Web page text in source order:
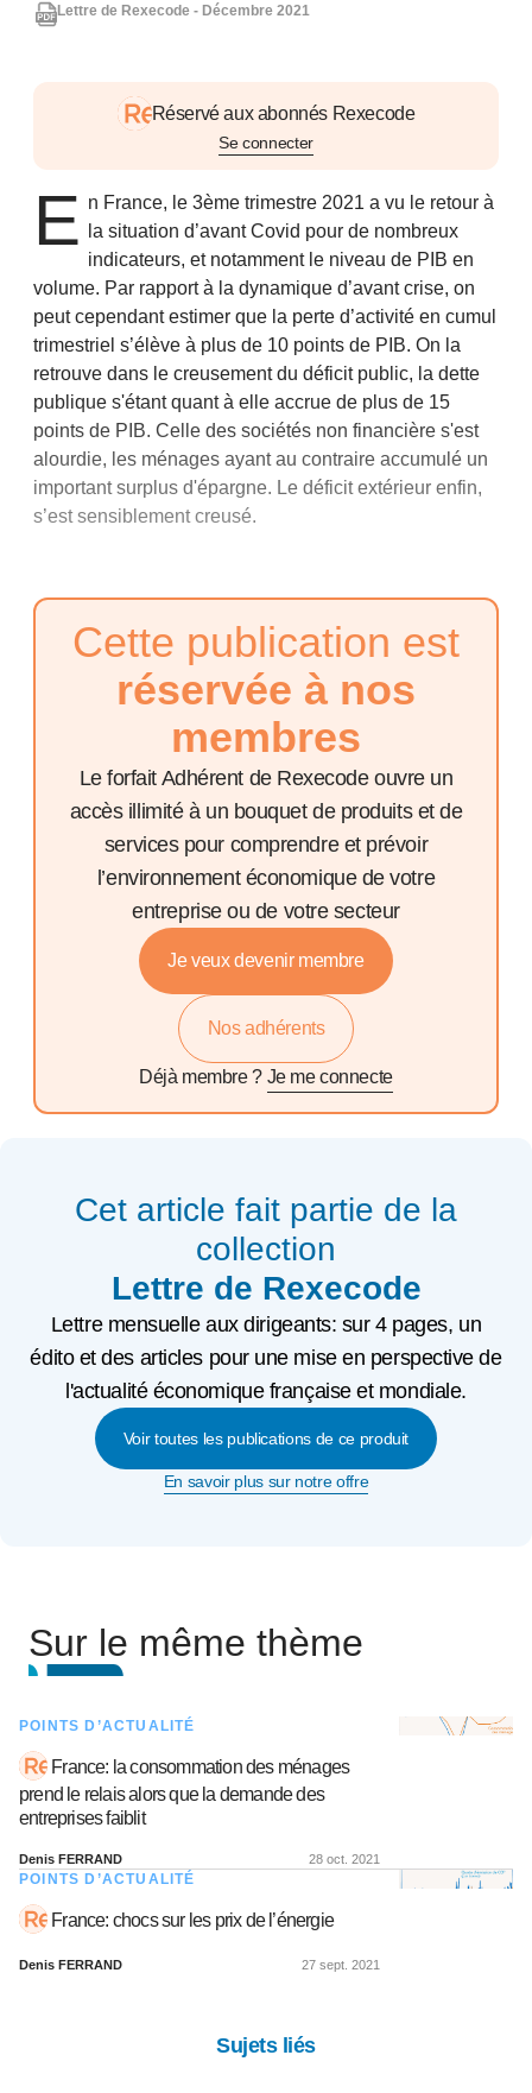
Réservé aux abonnés Rexecode
Se connecter
E n France, le 3ème trimestre 2021 a vu le retour à
la situation d’avant Covid pour de nombreux
indicateurs, et notamment le niveau de PIB en
volume. Par rapport à la dynamique d’avant crise, on
peut cependant estimer que la perte d’activité en cumul
trimestriel s’élève à plus de 10 points de PIB. On la
retrouve dans le creusement du déficit public, la dette
publique s'étant quant à elle accrue de plus de 15
points de PIB. Celle des sociétés non financière s'est
alourdie, les ménages ayant au contraire accumulé un
important surplus d'épargne. Le déficit extérieur enfin,
s’est sensiblement creusé.
Cette publication est
réservée à nos
membres
Le forfait Adhérent de Rexecode ouvre un
accès illimité à un bouquet de produits et de
services pour comprendre et prévoir
l’environnement économique de votre
entreprise ou de votre secteur
Je veux devenir membre
Nos adhérents
Déjà membre ? Je me connecte
Lettre de Rexecode - Décembre 2021
Cet article fait partie de la
collection
Lettre de Rexecode
Lettre mensuelle aux dirigeants: sur 4 pages, un
édito et des articles pour une mise en perspective de
l'actualité économique française et mondiale.
Voir toutes les publications de ce produit
En savoir plus sur notre offre
Sur le même thème
POINTS D’ACTUALITÉ
France: la consommation des ménages
prend le relais alors que la demande des
entreprises faiblit
Denis FERRAND 28 oct. 2021
POINTS D’ACTUALITÉ
France: chocs sur les prix de l’énergie
Denis FERRAND 27 sept. 2021
Sujets liés